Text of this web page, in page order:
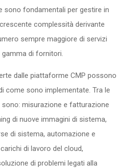
sono fondamentali per gestire in
complessità derivante
sempre maggiore di servizi
di fornitori.
dalle piattaforme CMP possono
come sono implementate. Tra le
misurazione e fatturazione
di nuove immagini di sistema,
di sistema, automazione e
di lavoro del cloud,
di problemi legati alla